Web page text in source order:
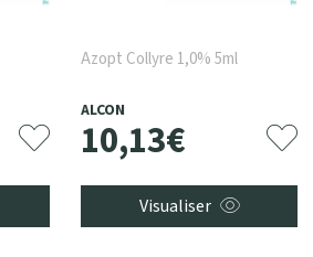
Azopt Collyre 1,0% 5ml
ALCON
10,13€
Visualiser